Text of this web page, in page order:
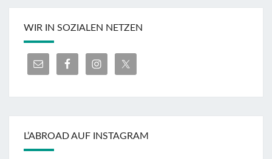
WIR IN SOZIALEN NETZEN
L’ABROAD AUF INSTAGRAM